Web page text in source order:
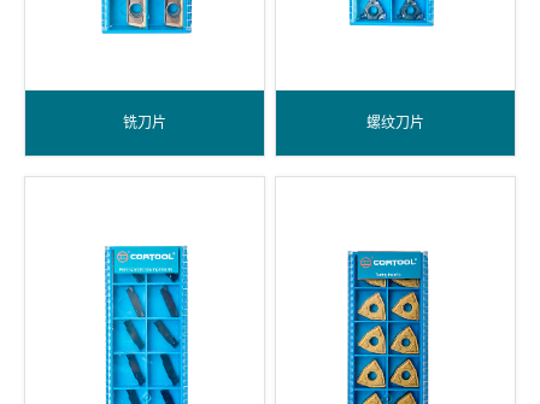
铣刀片 螺纹刀片